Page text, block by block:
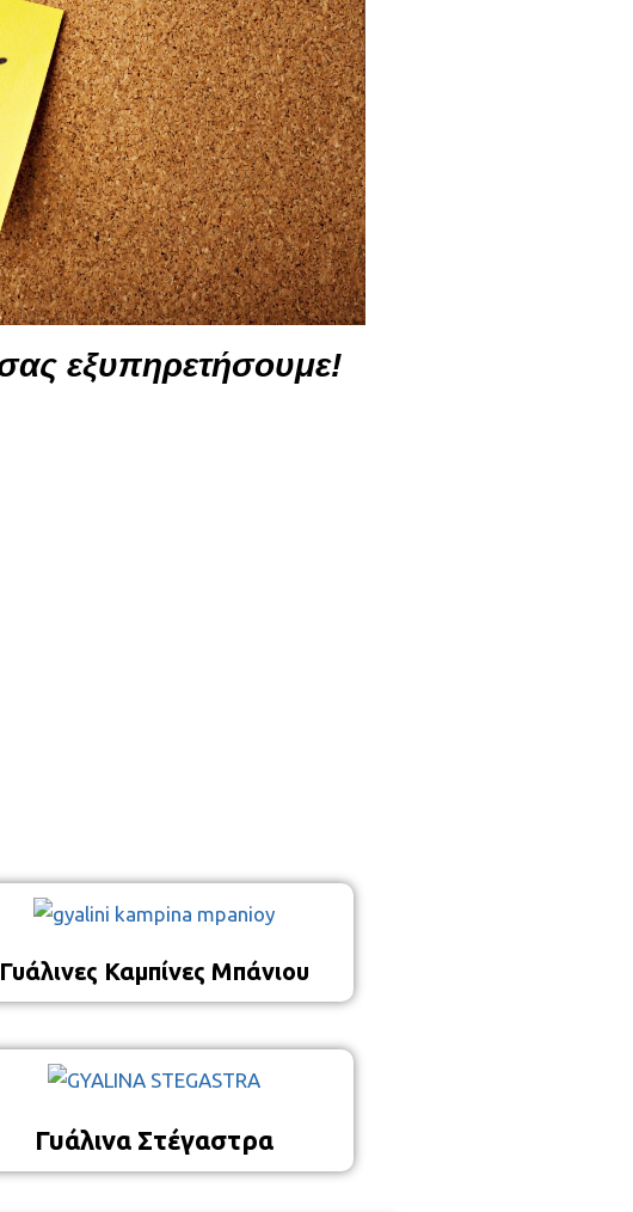
εξυπηρετήσουμε!
Γυάλινες Καμπίνες Μπάνιου
Γυάλινα Στέγαστρα